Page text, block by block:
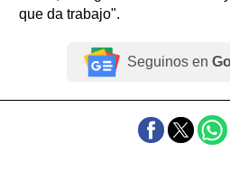
que da trabajo".
Seguinos en